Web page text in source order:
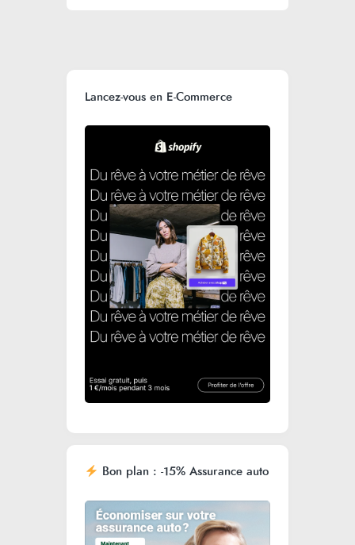
Lancez-vous en E-Commerce
Bon plan : -15% Assurance auto